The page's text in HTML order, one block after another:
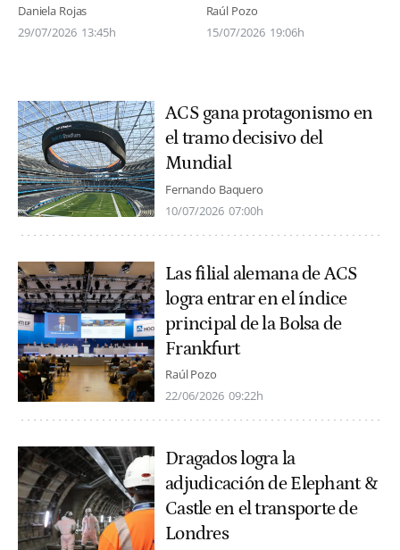
Daniela Rojas
29/07/2026 13:45h
Raúl Pozo
15/07/2026 19:06h
ACS gana protagonismo en
el tramo decisivo del
Mundial
Fernando Baquero
10/07/2026 07:00h
Las filial alemana de ACS
logra entrar en el índice
principal de la Bolsa de
Frankfurt
Raúl Pozo
22/06/2026 09:22h
Dragados logra la
adjudicación de Elephant &
Castle en el transporte de
Londres